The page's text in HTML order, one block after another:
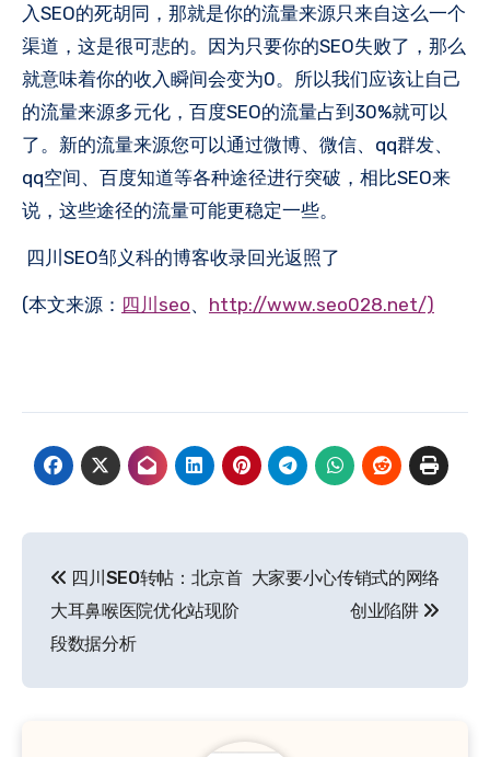
入SEO的死胡同，那就是你的流量来源只来自这么一个
渠道，这是很可悲的。因为只要你的SEO失败了，那么
就意味着你的收入瞬间会变为0。所以我们应该让自己
的流量来源多元化，百度SEO的流量占到30%就可以
了。新的流量来源您可以通过微博、微信、qq群发、
qq空间、百度知道等各种途径进行突破，相比SEO来
说，这些途径的流量可能更稳定一些。
四川SEO邹义科的博客收录回光返照了
(本文来源： 四川seo、 http://www.seo028.net/)
章
导
航
四川SEO转帖：北京首
大耳鼻喉医院优化站现阶
段数据分析
大家要小心传销式的网络
创业陷阱